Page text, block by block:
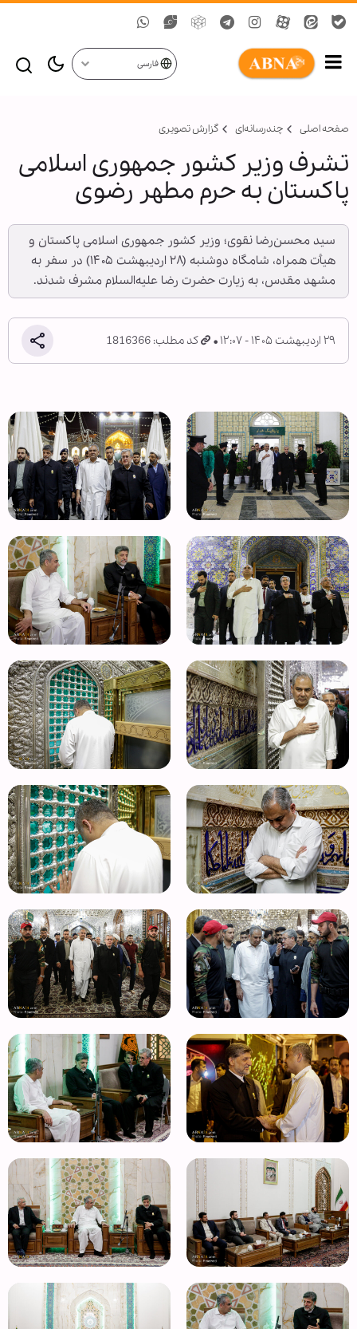
فارسی
صفحه اصلی چندرسانه‌ای گزارش تصويری
تشرف وزیر کشور جمهوری اسلامی
پاکستان به حرم مطهر رضوی
سید محسن‌رضا نقوی؛ وزیر کشور جمهوری اسلامی پاکستان و
هیأت همراه، شامگاه دوشنبه (۲۸ اردیبهشت ۱۴۰۵) در سفر به
مشهد مقدس، به زیارت حضرت رضا علیه‌السلام مشرف شدند.
۲۹ اردیبهشت ۱۴۰۵ - ۱۲:۰۷ کد مطلب: 1816366